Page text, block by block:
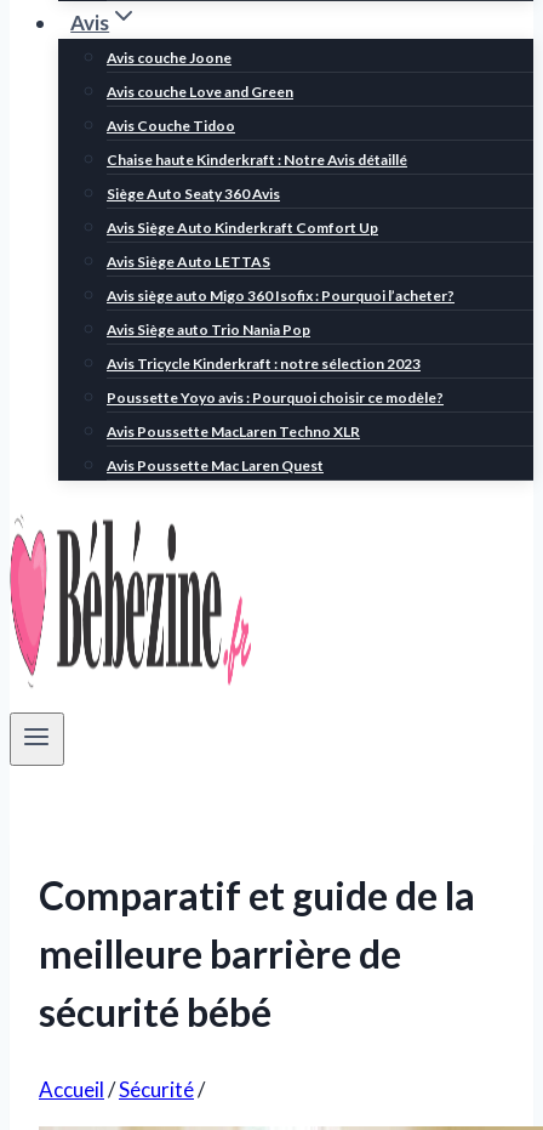
Avis
Avis couche Joone
Avis couche Love and Green
Avis Couche Tidoo
Chaise haute Kinderkraft : Notre Avis détaillé
Siège Auto Seaty 360 Avis
Avis Siège Auto Kinderkraft Comfort Up
Avis Siège Auto LETTAS
Avis siège auto Migo 360 Isofix : Pourquoi l’acheter?
Avis Siège auto Trio Nania Pop
Avis Tricycle Kinderkraft : notre sélection 2023
Poussette Yoyo avis : Pourquoi choisir ce modèle?
Avis Poussette MacLaren Techno XLR
Avis Poussette Mac Laren Quest
Comparatif et guide de la
meilleure barrière de
sécurité bébé
Accueil/Sécurité/